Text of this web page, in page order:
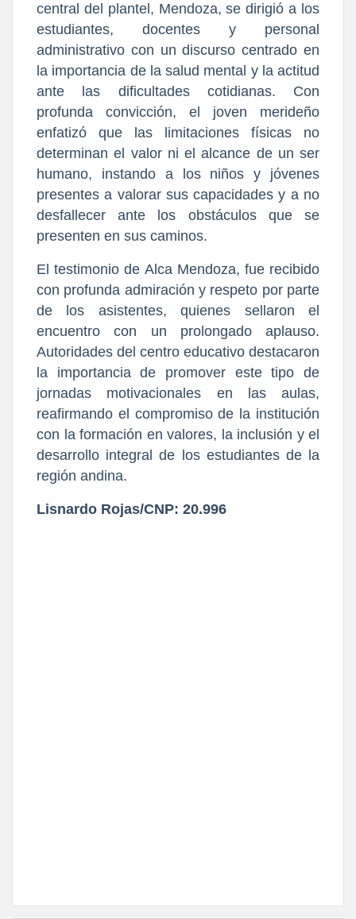
central del plantel, Mendoza, se dirigió a los
estudiantes, docentes y personal
administrativo con un discurso centrado en
la importancia de la salud mental y la actitud
ante las dificultades cotidianas. Con
profunda convicción, el joven merideño
enfatizó que las limitaciones físicas no
determinan el valor ni el alcance de un ser
humano, instando a los niños y jóvenes
presentes a valorar sus capacidades y a no
desfallecer ante los obstáculos que se
presenten en sus caminos.
El testimonio de Alca Mendoza, fue recibido
con profunda admiración y respeto por parte
de los asistentes, quienes sellaron el
encuentro con un prolongado aplauso.
Autoridades del centro educativo destacaron
la importancia de promover este tipo de
jornadas motivacionales en las aulas,
reafirmando el compromiso de la institución
con la formación en valores, la inclusión y el
desarrollo integral de los estudiantes de la
región andina.
Lisnardo Rojas/CNP: 20.996